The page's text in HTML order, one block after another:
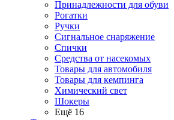
Принадлежности для обуви
Рогатки
Ручки
Сигнальное снаряжение
Спички
Средства от насекомых
Товары для автомобиля
Товары для кемпинга
Химический свет
Шокеры
Ещё 16